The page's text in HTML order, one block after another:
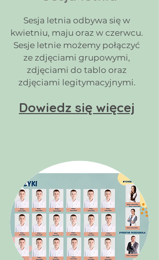
Sesja letnia odbywa się w
kwietniu, maju oraz w czerwcu.
Sesje letnie możemy połączyć
ze zdjęciami grupowymi,
zdjęciami do tablo oraz
zdjęciami legitymacyjnymi.
Dowiedz się więcej